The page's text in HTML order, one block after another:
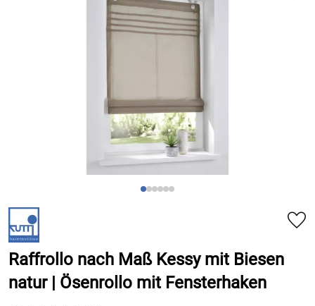
Raffrollo nach Maß Kessy mit Biesen
natur | Ösenrollo mit Fensterhaken